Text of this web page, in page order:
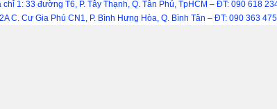
chỉ 1: 33 đường T6, P. Tây Thạnh, Q. Tân Phú, TpHCM – ĐT: 090 618
C. Cư Gia Phú CN1, P. Bình Hưng Hòa, Q. Bình Tân – ĐT: 090 363